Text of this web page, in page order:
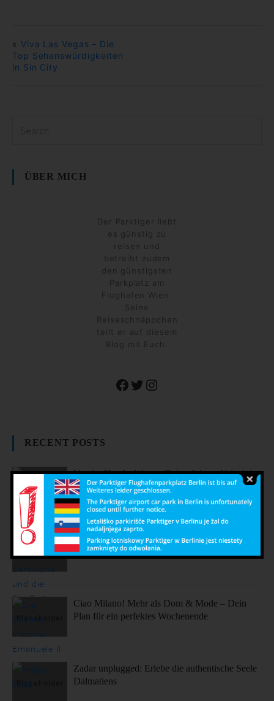
« Viva Las Vegas – Die
Top Sehenswürdigkeiten
in Sin City
ÜBER MICH
Der Parktiger liebt
es günstig zu
reisen und
betreibt zudem
den günstigsten
Parkplatz am
Flughafen Wien.
Seine
Reiseschnäppchen
teilt er auf diesem
Blog mit Euch.
Facebook
TwitterInstagram
RECENT POSTS
Vergiss Hotels: Warum Dein nächster Urlaub in
einem dieser coolen Airbnbs stattfinden sollte.
Sonne, Stil, Sehenswürdigkeiten – So fühlt sich
Barcelona an
Ciao Milano! Mehr als Dom & Mode – Dein
Plan für ein perfektes Wochenende
Zadar unplugged: Erlebe die authentische Seele
Dalmatiens